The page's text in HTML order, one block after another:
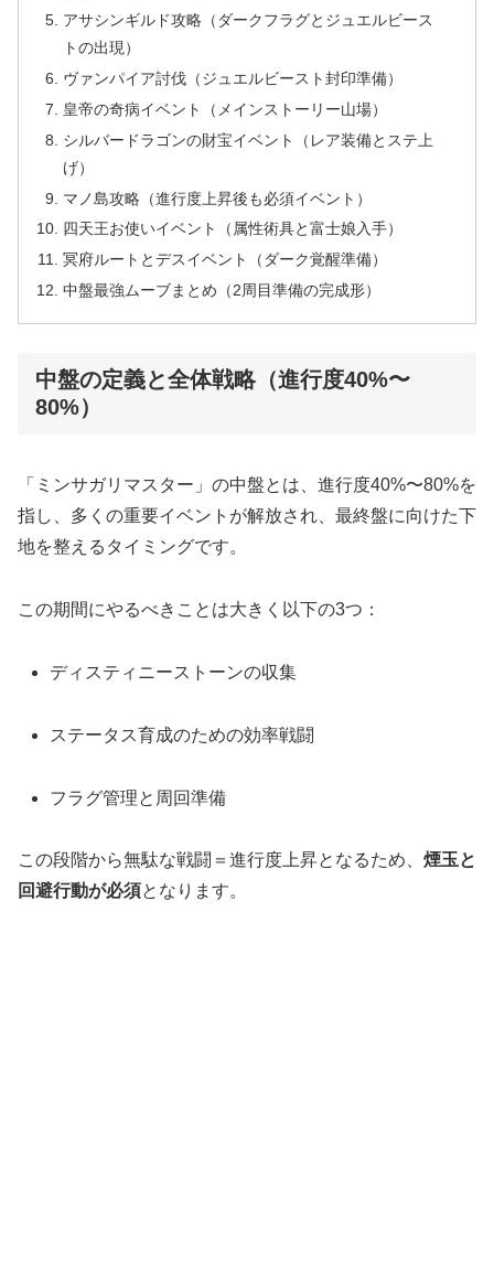
アサシンギルド攻略（ダークフラグとジュエルビース
トの出現）
ヴァンパイア討伐（ジュエルビースト封印準備）
皇帝の奇病イベント（メインストーリー山場）
シルバードラゴンの財宝イベント（レア装備とステ上
げ）
マノ島攻略（進行度上昇後も必須イベント）
四天王お使いイベント（属性術具と富士娘入手）
冥府ルートとデスイベント（ダーク覚醒準備）
中盤最強ムーブまとめ（2周目準備の完成形）
中盤の定義と全体戦略（進行度40%〜
80%）
「ミンサガリマスター」の中盤とは、進行度40%〜80%を
指し、多くの重要イベントが解放され、最終盤に向けた下
地を整えるタイミングです。
この期間にやるべきことは大きく以下の3つ：
ディスティニーストーンの収集
ステータス育成のための効率戦闘
フラグ管理と周回準備
この段階から無駄な戦闘＝進行度上昇となるため、 煙玉と
回避行動が必須となります。